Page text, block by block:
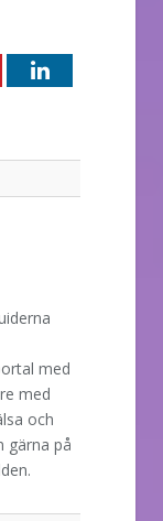
LinkedIn
med
med
och
gärna på